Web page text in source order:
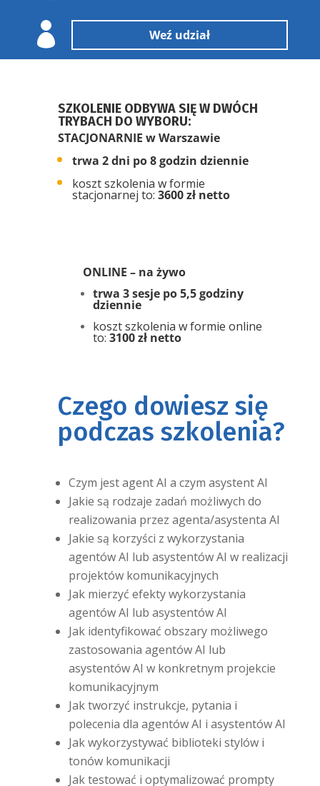
 Weź udział
SZKOLENIE ODBYWA SIĘ W DWÓCH
TRYBACH DO WYBORU:
STACJONARNIE w Warszawie
trwa 2 dni po 8 godzin dziennie
koszt szkolenia w formie
stacjonarnej to: 3600 zł netto
ONLINE – na żywo
trwa 3 sesje po 5,5 godziny
dziennie
koszt szkolenia w formie online
to: 3100 zł netto
Czego dowiesz się
podczas szkolenia?
Czym jest agent AI a czym asystent AI
Jakie są rodzaje zadań możliwych do
realizowania przez agenta/asystenta AI
Jakie są korzyści z wykorzystania
agentów AI lub asystentów AI w realizacji
projektów komunikacyjnych
Jak mierzyć efekty wykorzystania
agentów AI lub asystentów AI
Jak identyfikować obszary możliwego
zastosowania agentów AI lub
asystentów AI w konkretnym projekcie
komunikacyjnym
Jak tworzyć instrukcje, pytania i
polecenia dla agentów AI i asystentów AI
Jak wykorzystywać biblioteki stylów i
tonów komunikacji
Jak testować i optymalizować prompty